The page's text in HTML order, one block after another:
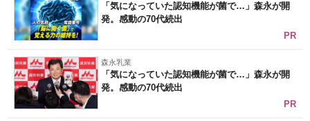
「気になっていた認知機能が菌で…」森永が開
発。感動の70代続出
PR
森永乳業
「気になっていた認知機能が菌で…」森永が開
発。感動の70代続出
PR